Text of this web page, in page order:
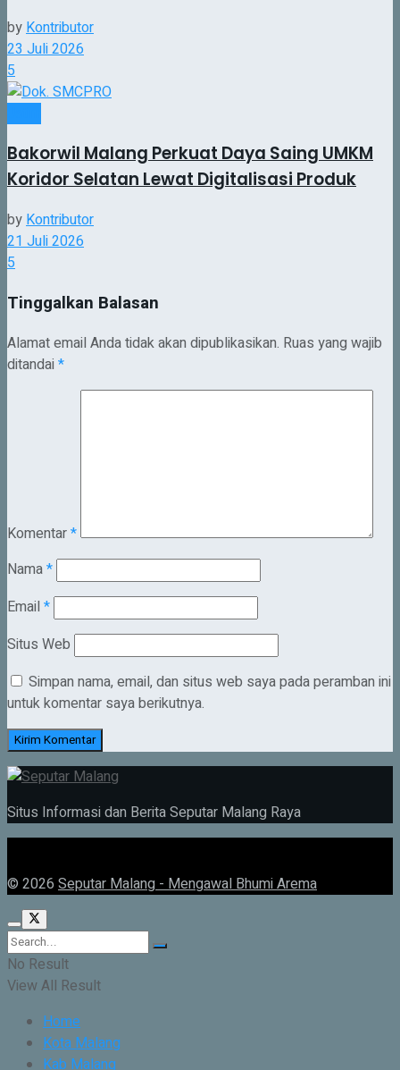
by Kontributor
23 Juli 2026
5
Bakorwil Malang Perkuat Daya Saing UMKM
Koridor Selatan Lewat Digitalisasi Produk
byKontributor
21 Juli 2026
5
Tinggalkan Balasan
Alamat email Anda tidak akan dipublikasikan. Ruas yang wajib
ditandai *
Komentar*
Nama*
Email *
Situs Web
Simpan nama, email, dan situs web saya pada peramban ini
untuk komentar saya berikutnya.
Situs Informasi dan Berita Seputar Malang Raya
© 2026 Seputar Malang - Mengawal Bhumi Arema
No Result
View All Result
Home
Kota Malang
Kab Malang